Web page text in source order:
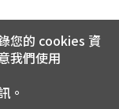
您的 cookies 資
我們使用
。